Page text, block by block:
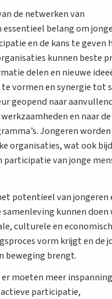
de netwerken van
belang om
en de kans te geven
kunnen beste
delen en nieuwe
vormen en synergie tot
geopend naar
en naar de
Jongeren
organisaties, wat ook
van jonge
potentieel van jongeren
kunnen doen
culturele en
vorm krijgt en de
beweging brengt.
moeten meer
participatie,